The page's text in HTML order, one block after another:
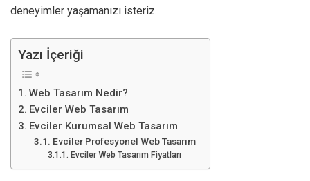
deneyimler yaşamanızı isteriz.
Yazı İçeriği
Web Tasarım Nedir?
Evciler Web Tasarım
Evciler Kurumsal Web Tasarım
Evciler Profesyonel Web Tasarım
Evciler Web Tasarım Fiyatları